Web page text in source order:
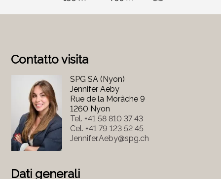
Contatto visita
SPG SA (Nyon)
Jennifer Aeby
Rue de la Morâche 9
1260 Nyon
Tel. +41 58 810 37 43
Cel. +41 79 123 52 45
Jennifer.Aeby@spg.ch
Dati generali